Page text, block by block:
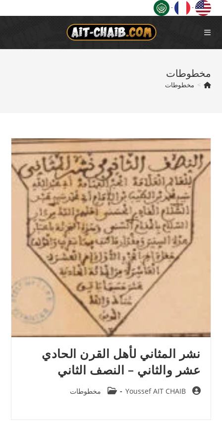
Skip
to
content
-
-
مخطوطات
> مخطوطات
نشر المثاني لأهل القرن الحادي
عشر والثاني – النصف الثاني
Post
Youssef AIT CHAIB
Post
مخطوطات